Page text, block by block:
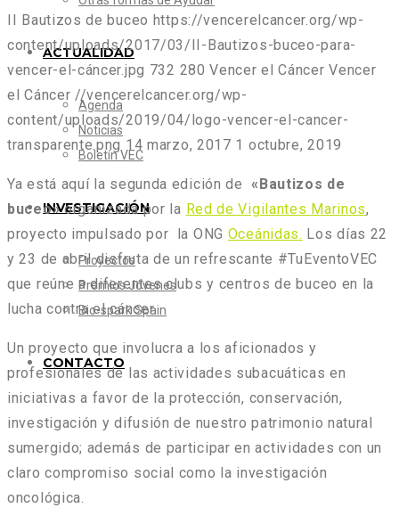
ACTUALIDAD
Agenda
Noticias
Boletín VEC
INVESTIGACIÓN
Proyectos
Premios Jóvenes
Bio-spark Spain
CONTACTO
II Bautizos de buceo https://vencerelcancer.org/wp-
content/uploads/2017/03/II-Bautizos-buceo-para-
vencer-el-cáncer.jpg 732 280 Vencer el Cáncer Vencer
el Cáncer //vencerelcancer.org/wp-
content/uploads/2019/04/logo-vencer-el-cancer-
transparente.png 14 marzo, 2017 1 octubre, 2019
Ya está aquí la segunda edición de«Bautizos de
buceo»organizada por la Red de Vigilantes Marinos,
proyecto impulsado por la ONG Oceánidas. Los días 22
y 23 de abril disfruta de un refrescante #TuEventoVEC
que reúne a diferentes clubs y centros de buceo en la
lucha contra el cáncer.
Un proyecto que involucra a los aficionados y
profesionales de las actividades subacuáticas en
iniciativas a favor de la protección, conservación,
investigación y difusión de nuestro patrimonio natural
sumergido; además de participar en actividades con un
claro compromiso social como la investigación
oncológica.